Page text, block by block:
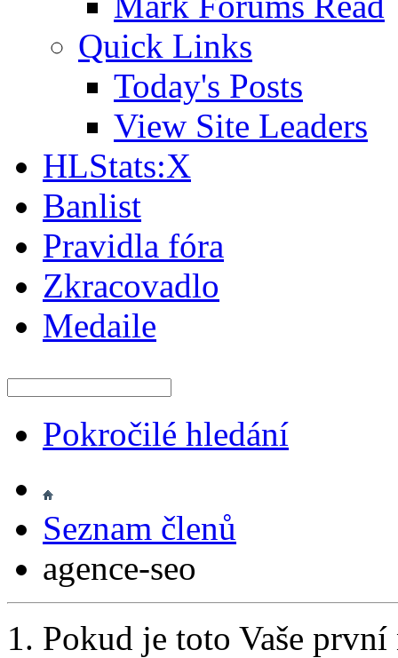
Quick Links
Today's Posts
View Site Leaders
HLStats:X
Banlist
Pravidla fóra
Zkracovadlo
Medaile
Pokročilé hledání
Seznam členů
agence-seo
Pokud je toto Vaše